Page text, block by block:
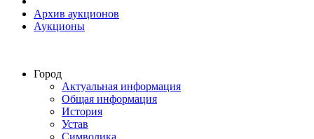
Архив аукционов
Аукционы
Город
Актуальная информация
Общая информация
История
Устав
Символика